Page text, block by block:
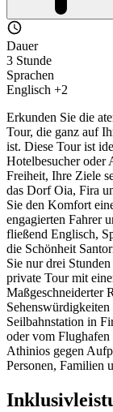
Dauer
3 Stunde
Sprachen
Englisch +2
Erkunden Sie die
Tour, die ganz auf
ist. Diese Tour ist
Hotelbesucher oder
Freiheit, Ihre Ziele
das Dorf Oia, Fira
Sie den Komfort
engagierten Fahrer
fließend Englisch,
die Schönheit
Sie nur drei
private Tour mit
Maßgeschneiderter
Seilbahnstation in
oder vom
Athinios gegen
Personen, Familien